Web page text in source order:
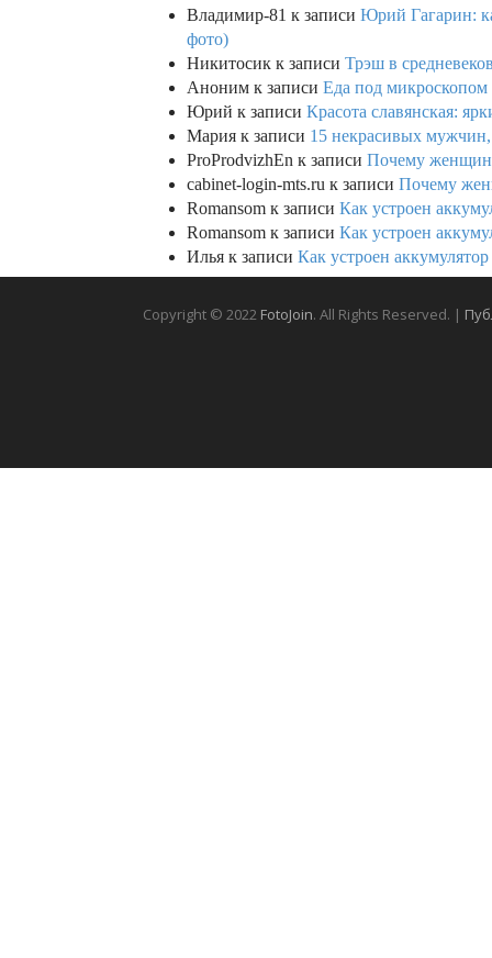
Владимир-81 к записи Юрий Гагарин:
фото)
Никитосик к записи Трэш в
Аноним к записи Еда под микроскопом
Юрий к записи Красота славянская:
Мария к записи 15 некрасивых
ProProdvizhEn к записи Почему
cabinet-login-mts.ru к записи Почему
Romansom к записи Как устроен
Romansom к записи Как устроен
Илья к записи Как устроен
Copyright © 2022 FotoJoin. All Rights Reserved. |